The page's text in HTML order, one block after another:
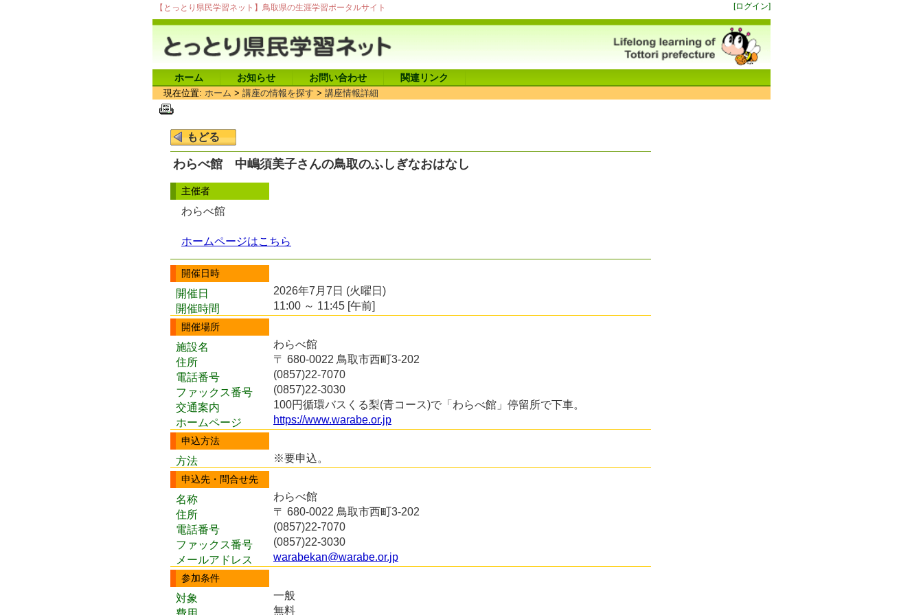
【とっとり県民学習ネット】鳥取県の生涯学習ポータルサイト [ログイン]
ホーム お知らせ お問い合わせ 関連リンク
現在位置: ホーム > 講座の情報を探す > 講座情報詳細
わらべ館 中嶋須美子さんの鳥取のふしぎなおはなし
主催者
わらべ館
ホームページはこちら
開催日時
開催日
2026年7月7日 (火曜日)
開催時間
11:00 ～ 11:45 [午前]
開催場所
施設名
わらべ館
住所
〒 680-0022 鳥取市西町3-202
電話番号
(0857)22-7070
ファックス番号
(0857)22-3030
交通案内
100円循環バスくる梨(青コース)で「わらべ館」停留所で下車。
ホームページ
https://www.warabe.or.jp
申込方法
方法 ※要申込。
申込先・問合せ先
名称
わらべ館
住所
〒 680-0022 鳥取市西町3-202
電話番号
(0857)22-7070
ファックス番号
(0857)22-3030
メールアドレス
warabekan@warabe.or.jp
参加条件
対象
一般
無料